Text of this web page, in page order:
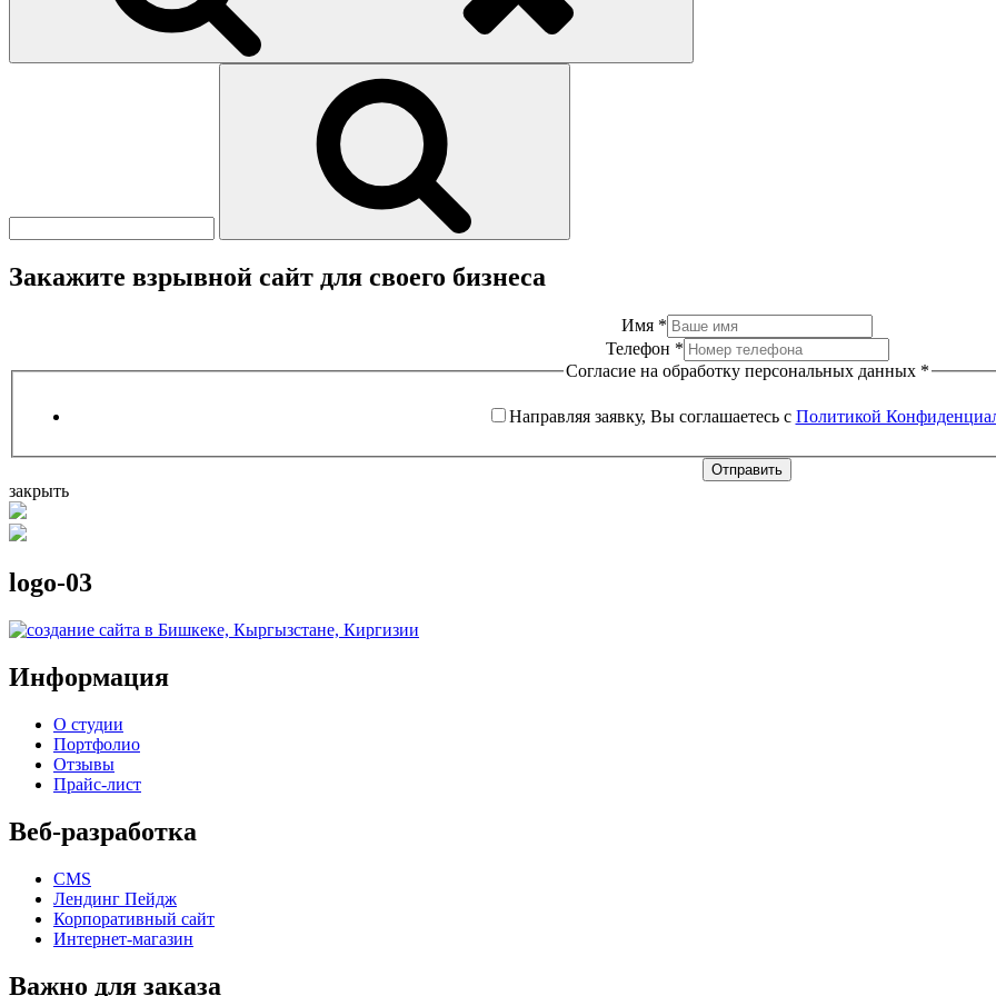
Закажите взрывной сайт для своего бизнеса
Имя *
Телефон *
Согласие на обработку персональных данных *
Направляя заявку, Вы соглашаетесь с Политикой
Отправить
закрыть
logo-03
Информация
О студии
Портфолио
Отзывы
Прайс-лист
Веб-разработка
CMS
Лендинг Пейдж
Корпоративный сайт
Интернет-магазин
Важно для заказа